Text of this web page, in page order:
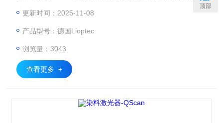
更新时间：2025-11-08
产品型号：德国Lioptec
浏览量：3043
查看更多 +
顶部